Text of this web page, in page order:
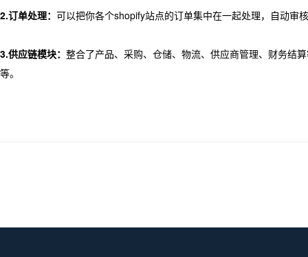
2.订单处理： 可以把你各个shopify站点的订单集中在一起处理，自动审
3.供应链模块： 整合了产品、采购、仓储、物流、供应商管理、财务结
等。